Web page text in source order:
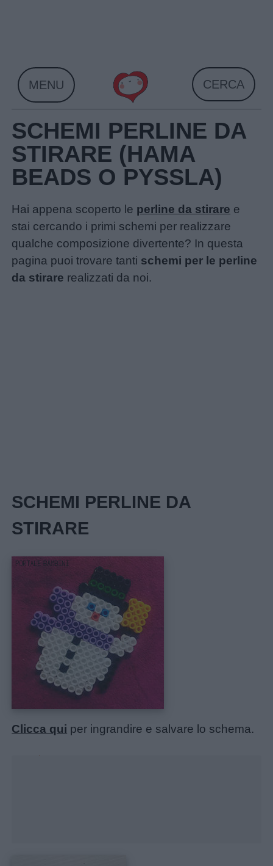
Home
Menu
Schede
MENU CERCA
SCHEMI PERLINE DA
STIRARE (HAMA
BEADS O PYSSLA)
Hai appena scoperto le perline da stirare e
stai cercando i primi schemi per realizzare
qualche composizione divertente? In questa
pagina puoi trovare tanti schemi per le perline
da stirare realizzati da noi.
SCHEMI PERLINE DA
STIRARE
Clicca qui per ingrandire e salvare lo schema.